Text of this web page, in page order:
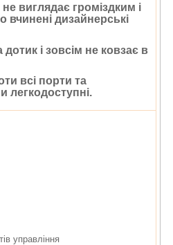
виглядає громіздким і
вчинені дизайнерські
і зовсім не ковзає в
всі порти та
легкодоступні.
управління